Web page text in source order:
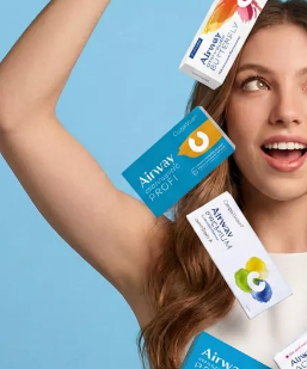
гаджетов,
фильтрует 60% синего
экранами цифровых
MAX 1-Day* хорошо
правильную сторону.
линзы с УФ-
солнцезащитные очки в